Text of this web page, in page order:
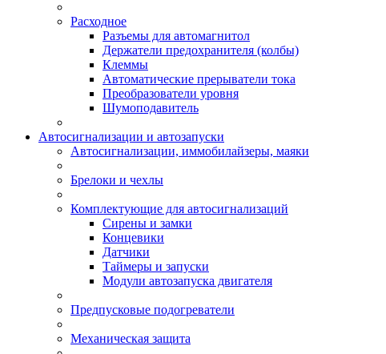
Расходное
Разъемы для автомагнитол
Держатели предохранителя (колбы)
Клеммы
Автоматические прерыватели тока
Преобразователи уровня
Шумоподавитель
Автосигнализации и автозапуски
Автосигнализации, иммобилайзеры, маяки
Брелоки и чехлы
Комплектующие для автосигнализаций
Сирены и замки
Концевики
Датчики
Таймеры и запуски
Модули автозапуска двигателя
Предпусковые подогреватели
Механическая защита